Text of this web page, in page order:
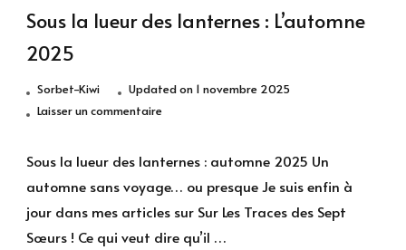
Sous la lueur des lanternes : L’automne
2025
Sorbet-Kiwi Updated on 1 novembre 2025
Laisser un commentairesur
des
lanternes
:
Sous la lueur des lanternes : automne 2025 Un
automne sans voyage… ou presque Je suis enfin à
jour dans mes articles sur Sur Les Traces des Sept
Sœurs ! Ce qui veut dire qu’il …